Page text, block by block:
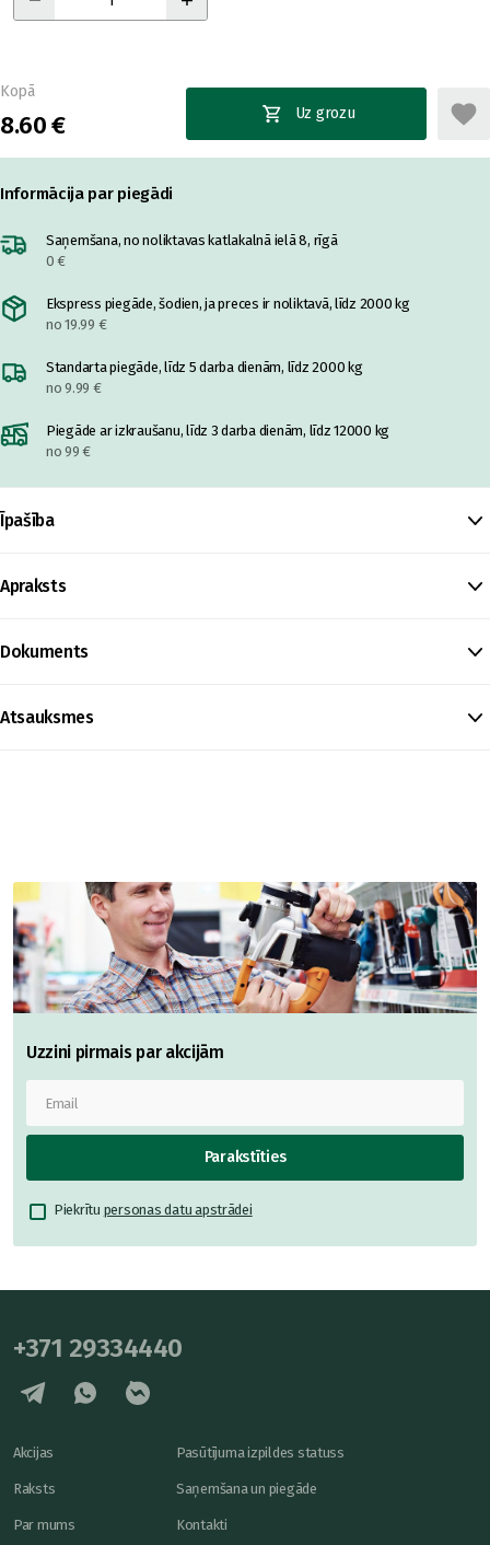
Kopā
8.60 € Uz grozu
Informācija par piegādi
Saņemšana, no noliktavas katlakalnā ielā 8, rīgā
0 €
Ekspress piegāde, šodien, ja preces ir noliktavā, līdz 2000 kg
no 19.99 €
Standarta piegāde, līdz 5 darba dienām, līdz 2000 kg
no 9.99 €
Piegāde ar izkraušanu, līdz 3 darba dienām, līdz 12000 kg
no 99 €
Īpašība
Apraksts
Dokuments
Atsauksmes
Uzzini pirmais par akcijām
Parakstīties
Piekrītu personas datu apstrādei
+371 29334440
Akcijas
Raksts
Par mums
Pasūtījuma izpildes statuss
Saņemšana un piegāde
Kontakti